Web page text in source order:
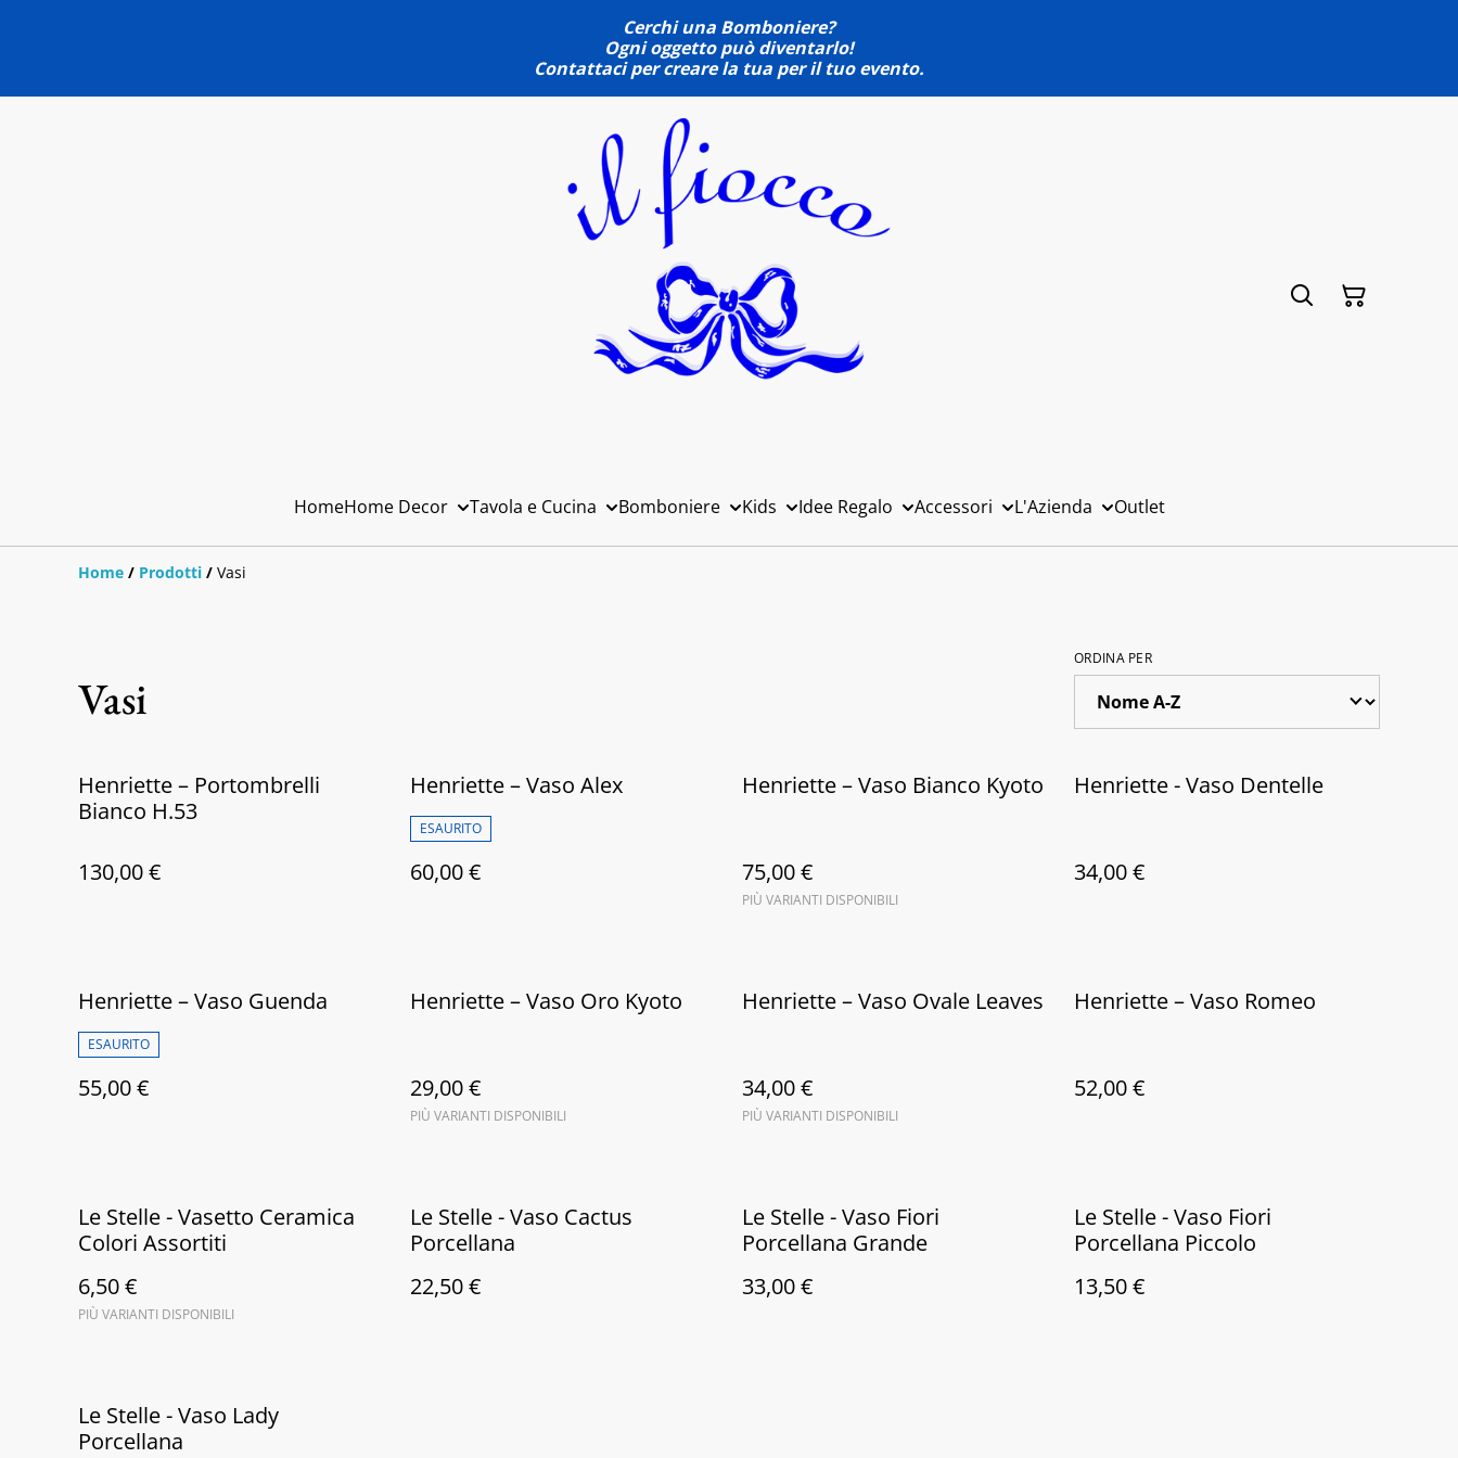
Cerchi una Bomboniere?
Ogni oggetto può diventarlo!
Contattaci per creare la tua per il tuo evento.
HomeHome Decor Tavola e Cucina Bomboniere Kids Idee Regalo Accessori L'Azienda Outlet
Home / Prodotti / Vasi
Vasi
ORDINA PER
Henriette – Portombrelli
Bianco H.53
130,00 €
Henriette – Vaso Alex
ESAURITO
60,00 €
Henriette – Vaso Bianco Kyoto
75,00 €
PIÙ VARIANTI DISPONIBILI
Henriette - Vaso Dentelle
34,00 €
Henriette – Vaso Guenda
ESAURITO
55,00 €
Henriette – Vaso Oro Kyoto
29,00 €
PIÙ VARIANTI DISPONIBILI
Henriette – Vaso Ovale Leaves
34,00 €
PIÙ VARIANTI DISPONIBILI
Henriette – Vaso Romeo
52,00 €
Le Stelle - Vasetto Ceramica
Colori Assortiti
6,50 €
PIÙ VARIANTI DISPONIBILI
Le Stelle - Vaso Cactus
Porcellana
22,50 €
Le Stelle - Vaso Fiori
Porcellana Grande
33,00 €
Le Stelle - Vaso Fiori
Porcellana Piccolo
13,50 €
Le Stelle - Vaso Lady
Porcellana